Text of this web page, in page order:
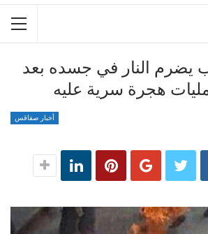
النار في جسده بعد
هجرة سرية عليه
أخبار صفاقس